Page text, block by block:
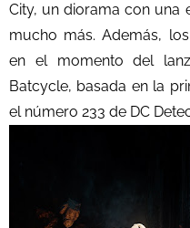
City, un diorama con una
mucho más. Además,
en el momento del
Batcycle, basada en la
el número 233 de DC